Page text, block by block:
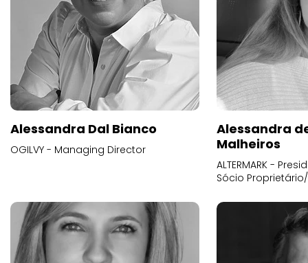
Alessandra Dal Bianco
OGILVY - Managing Director
Alessandra
Malheiros
ALTERMARK -
Sócio